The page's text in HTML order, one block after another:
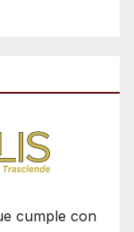
cumple con